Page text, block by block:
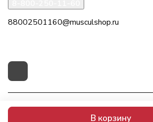
В корзину
88002501160@musculshop.ru